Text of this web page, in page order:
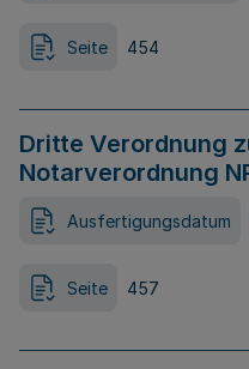
Seite 454
Dritte Verordnung
Notarverordnung
Ausfertigungsdatum
Seite 457